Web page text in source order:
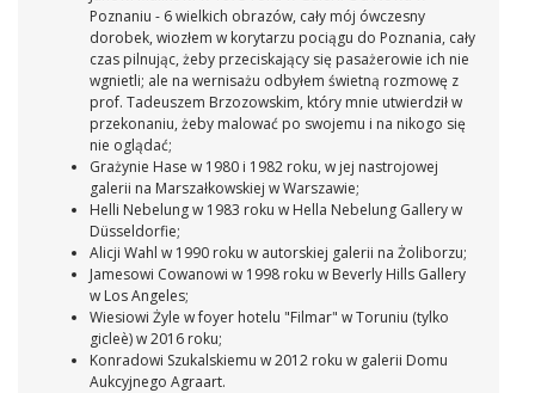
Poznaniu - 6 wielkich obrazów, cały mój ówczesny
dorobek, wiozłem w korytarzu pociągu do Poznania, cały
czas pilnując, żeby przeciskający się pasażerowie ich nie
wgnietli; ale na wernisażu odbyłem świetną rozmowę z
prof. Tadeuszem Brzozowskim, który mnie utwierdził w
przekonaniu, żeby malować po swojemu i na nikogo się
nie oglądać;
Grażynie Hase w 1980 i 1982 roku, w jej nastrojowej
galerii na Marszałkowskiej w Warszawie;
Helli Nebelung w 1983 roku w Hella Nebelung Gallery w
Düsseldorfie;
Alicji Wahl w 1990 roku w autorskiej galerii na Żoliborzu;
Jamesowi Cowanowi w 1998 roku w Beverly Hills Gallery
w Los Angeles;
Wiesiowi Żyle w foyer hotelu "Filmar" w Toruniu (tylko
gicleè) w 2016 roku;
Konradowi Szukalskiemu w 2012 roku w galerii Domu
Aukcyjnego Agraart.